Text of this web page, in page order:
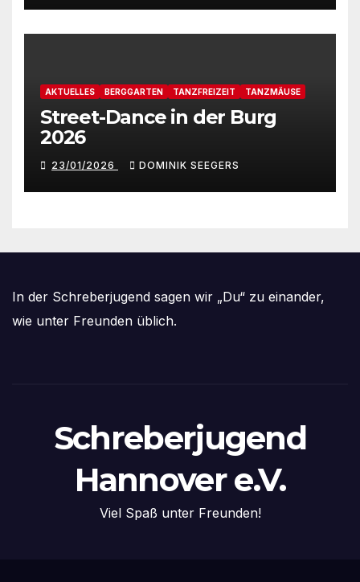
AKTUELLES BERGGARTEN TANZFREIZEIT TANZMÄUSE
Street-Dance in der Burg
2026
23/01/2026 DOMINIK SEEGERS
In der Schreberjugend sagen wir „Du“ zu einander,
wie unter Freunden üblich.
Schreberjugend
Hannover e.V.
Viel Spaß unter Freunden!